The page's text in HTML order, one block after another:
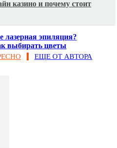
казино и почему стоит
лазерная эпиляция?
выбирать цветы
ЕЩЕ ОТ АВТОРА